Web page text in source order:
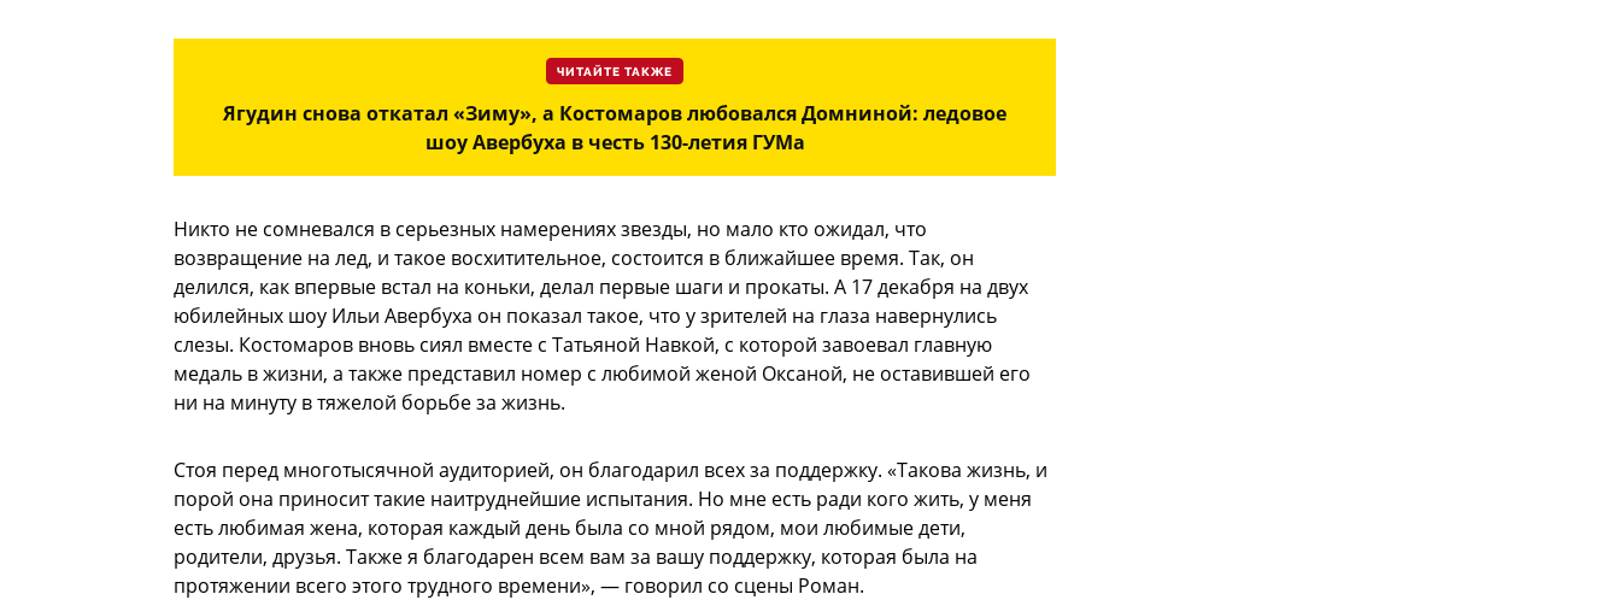
ЧИТАЙТЕ ТАКЖЕ
Ягудин снова откатал «Зиму», а Костомаров любовался Домниной: ледовое
шоу Авербуха в честь 130-летия ГУМа
Никто не сомневался в серьезных намерениях звезды, но мало кто ожидал, что
возвращение на лед, и такое восхитительное, состоится в ближайшее время. Так, он
делился, как впервые встал на коньки, делал первые шаги и прокаты. А 17 декабря на двух
юбилейных шоу Ильи Авербуха он показал такое, что у зрителей на глаза навернулись
слезы. Костомаров вновь сиял вместе с Татьяной Навкой, с которой завоевал главную
медаль в жизни, а также представил номер с любимой женой Оксаной, не оставившей его
ни на минуту в тяжелой борьбе за жизнь.
Стоя перед многотысячной аудиторией, он благодарил всех за поддержку. «Такова жизнь, и
порой она приносит такие наитруднейшие испытания. Но мне есть ради кого жить, у меня
есть любимая жена, которая каждый день была со мной рядом, мои любимые дети,
родители, друзья. Также я благодарен всем вам за вашу поддержку, которая была на
протяжении всего этого трудного времени», — говорил со сцены Роман.